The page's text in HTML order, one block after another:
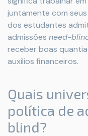
juntamente com
dos estudantes
admissões need-
receber boas
auxílios financeiros.
Quais
política de
blind?